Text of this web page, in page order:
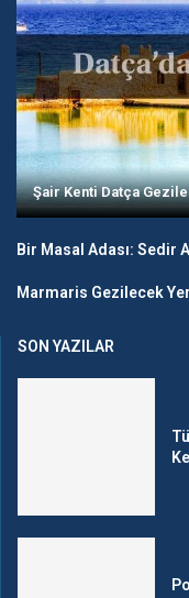
Şair Kenti Datça
Bir Masal Adası: Sedir
Marmaris Gezilecek
SON YAZILAR